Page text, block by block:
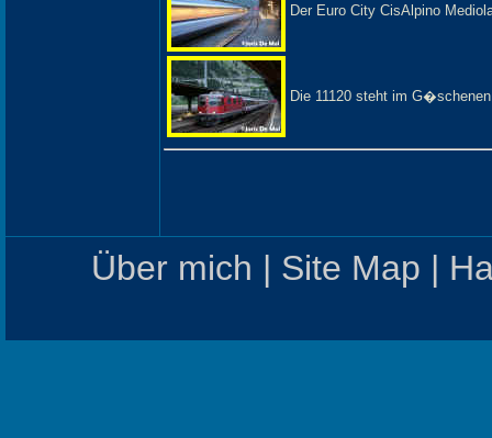
Der Euro City CisAlpino
Die 11120 steht im
Über mich | Site Map |